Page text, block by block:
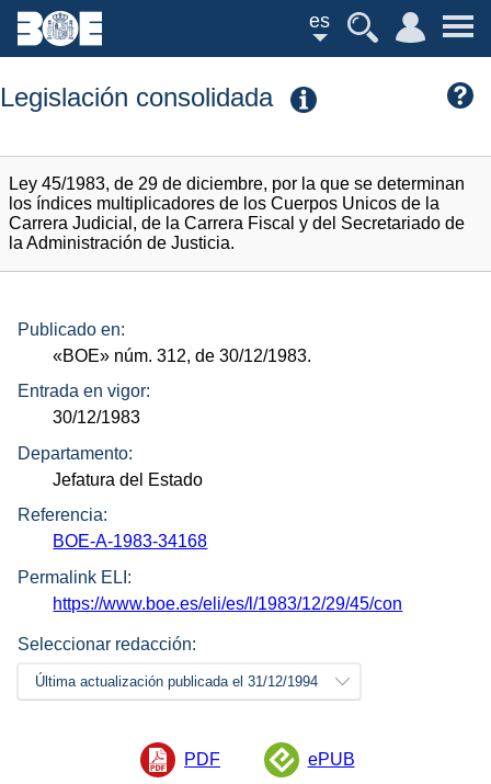
es
Legislación consolidada
Ley 45/1983, de 29 de diciembre, por la que se determinan
los índices multiplicadores de los Cuerpos Unicos de la
Carrera Judicial, de la Carrera Fiscal y del Secretariado de
la Administración de Justicia.
Publicado en:
«BOE» núm. 312, de 30/12/1983.
Entrada en vigor:
30/12/1983
Departamento:
Jefatura del Estado
Referencia:
BOE-A-1983-34168
Permalink ELI:
https://www.boe.es/eli/es/l/1983/12/29/45/con
Seleccionar redacción:
Última actualización publicada el 31/12/1994
PDF ePUB